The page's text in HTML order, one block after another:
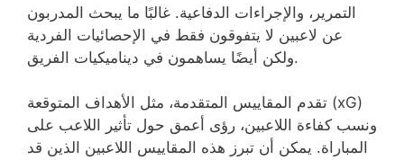
التمرير، والإجراءات الدفاعية. غالبًا ما يبحث المدربون
عن لاعبين لا يتفوقون فقط في الإحصائيات الفردية
ولكن أيضًا يساهمون في ديناميكيات الفريق.
تقدم المقاييس المتقدمة، مثل الأهداف المتوقعة (xG)
ونسب كفاءة اللاعبين، رؤى أعمق حول تأثير اللاعب على
المباراة. يمكن أن تبرز هذه المقاييس اللاعبين الذين قد